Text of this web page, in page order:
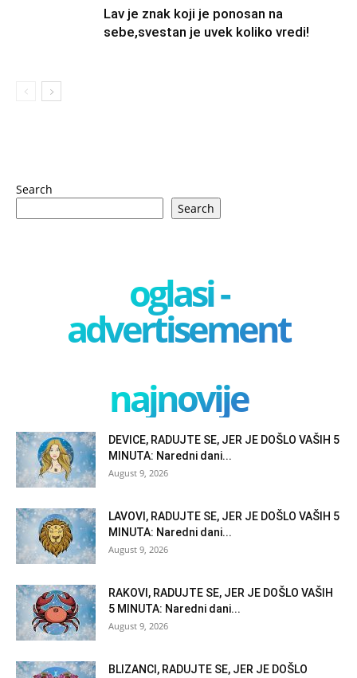
Lav je znak koji je ponosan na
sebe,svestan je uvek koliko vredi!
Search
Search
oglasi -
advertisement
najnovije
DEVICE, RADUJTE SE, JER JE DOŠLO VAŠIH 5
MINUTA: Naredni dani...
August 9, 2026
LAVOVI, RADUJTE SE, JER JE DOŠLO VAŠIH 5
MINUTA: Naredni dani...
August 9, 2026
RAKOVI, RADUJTE SE, JER JE DOŠLO VAŠIH
5 MINUTA: Naredni dani...
August 9, 2026
BLIZANCI, RADUJTE SE, JER JE DOŠLO